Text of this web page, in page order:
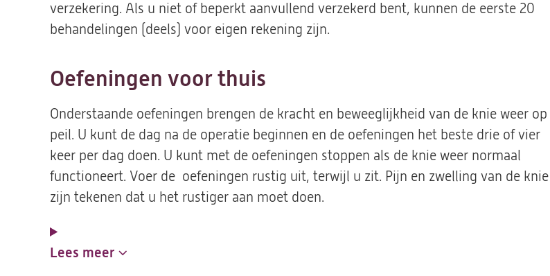
verzekering. Als u niet of beperkt aanvullend verzekerd bent, kunnen de eerste 20
behandelingen (deels) voor eigen rekening zijn.
Oefeningen voor thuis
Onderstaande oefeningen brengen de kracht en beweeglijkheid van de knie weer op
peil. U kunt de dag na de operatie beginnen en de oefeningen het beste drie of vier
keer per dag doen. U kunt met de oefeningen stoppen als de knie weer normaal
functioneert. Voer de oefeningen rustig uit, terwijl u zit. Pijn en zwelling van de knie
zijn tekenen dat u het rustiger aan moet doen.
Lees meer